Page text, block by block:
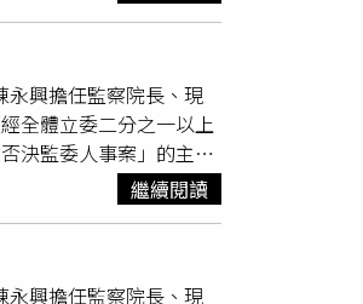
。對此，陳其邁回
現況，並深化民主。並
永興擔任監察院長、現
全體立委二分之一以上
決監委人事案」的主
實質
廢除監察院的決
統賴清德決定繼續提名
這29名被提名人，「一
政達、廖婉汝具有國民
繼續閱讀
永興擔任監察院長、現